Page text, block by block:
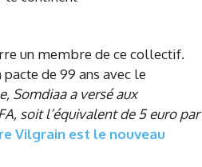
un membre de ce collectif.
de 99 ans avec le
Somdiaa a versé aux
soit l’équivalent de 5 euro par
Vilgrain est le nouveau